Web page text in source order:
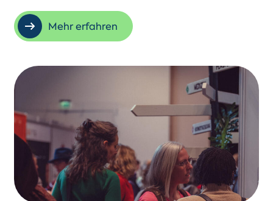
Mehr erfahren